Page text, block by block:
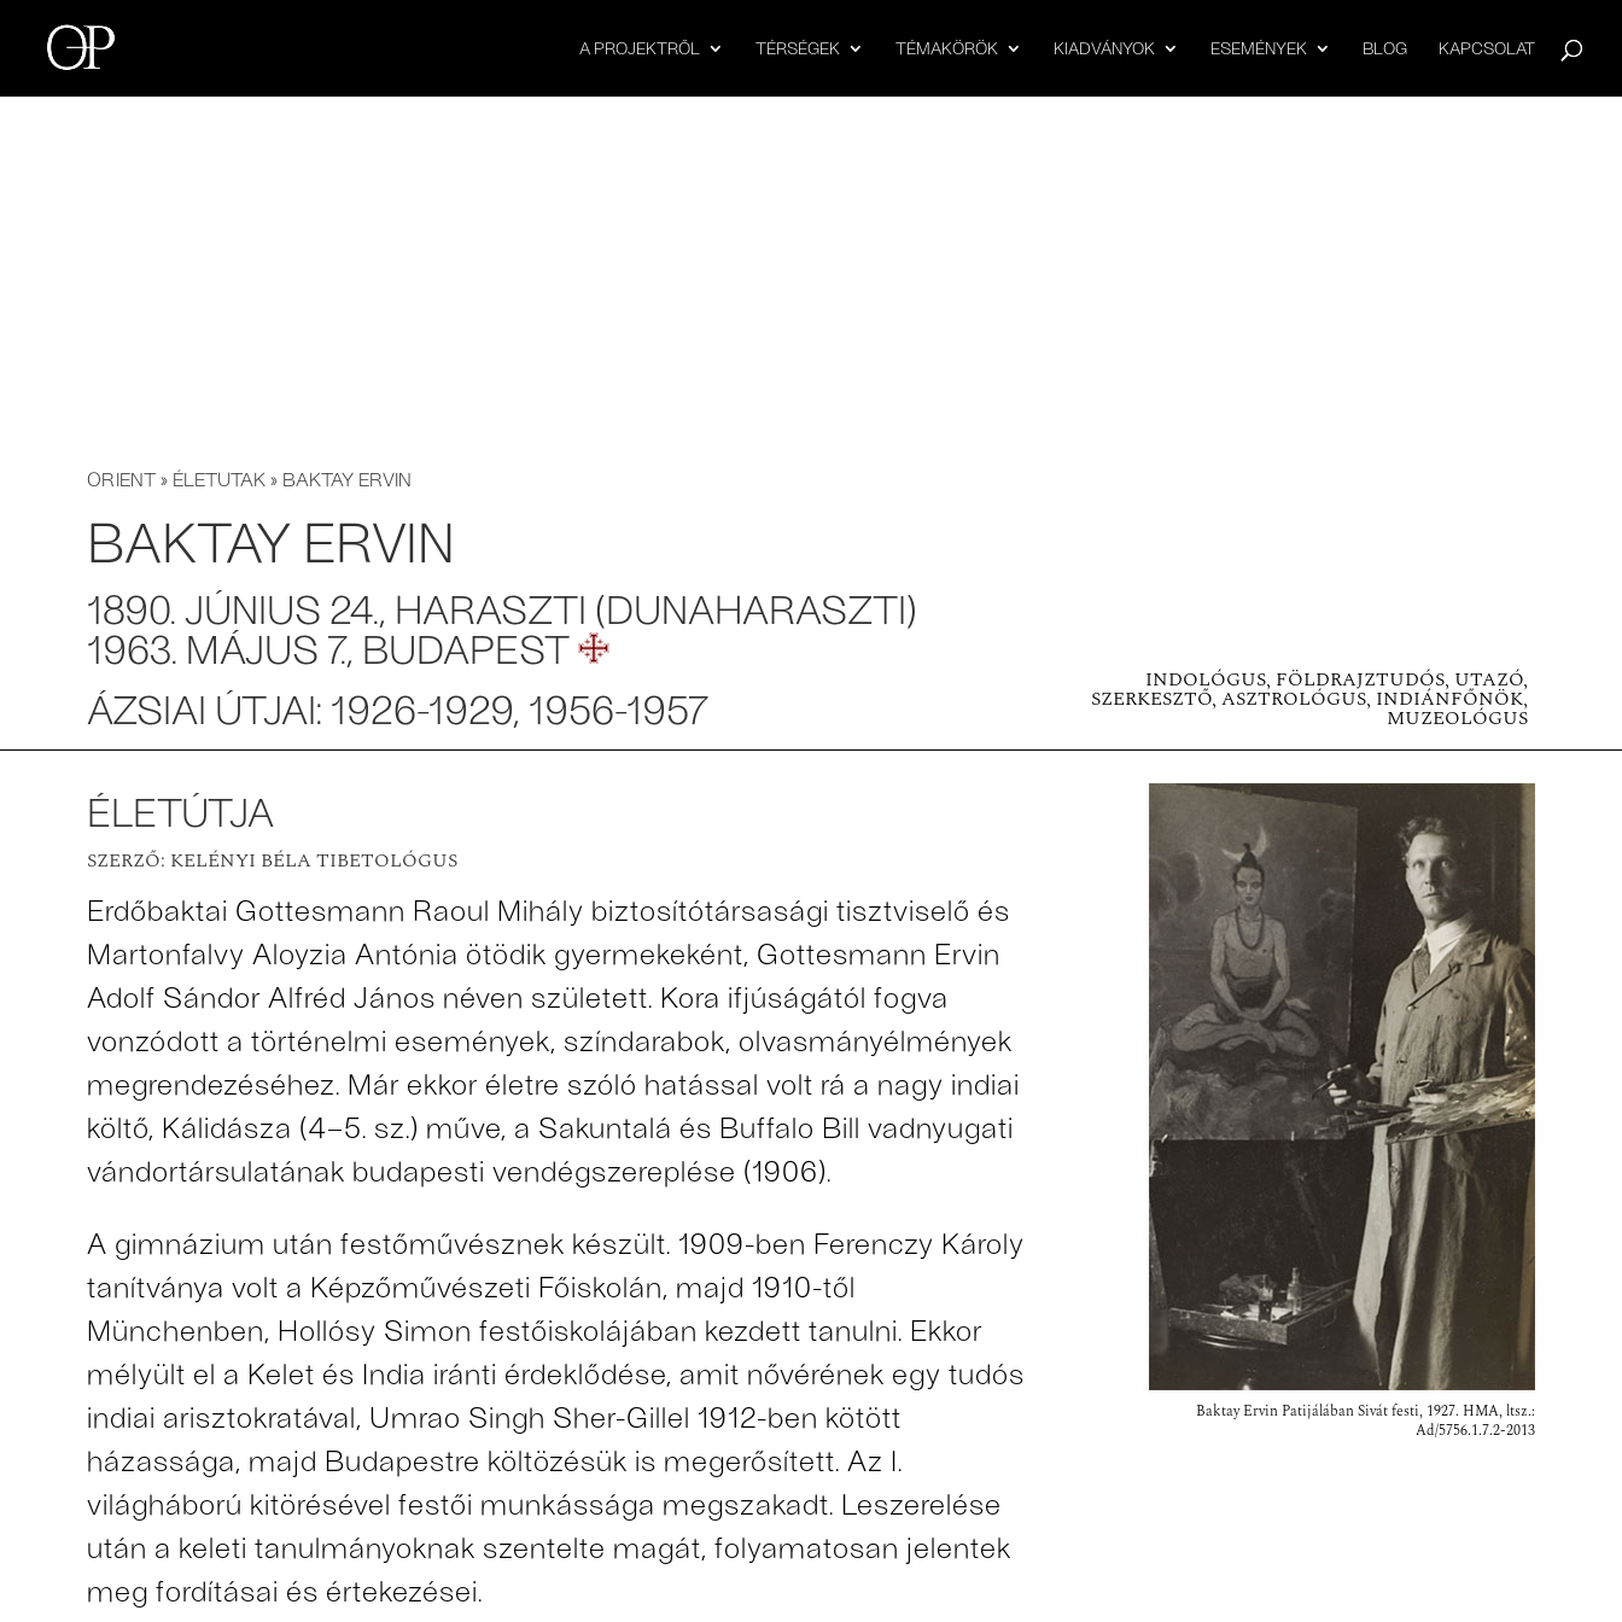
A PROJEKTRŐL TÉRSÉGEK TÉMAKÖRÖK KIADVÁNYOK ESEMÉNYEK BLOG KAPCSOLAT
ORIENT » ÉLETUTAK » BAKTAY ERVIN
BAKTAY ERVIN
1890. JÚNIUS 24., HARASZTI (DUNAHARASZTI)
1963. MÁJUS 7., BUDAPEST
ÁZSIAI ÚTJAI: 1926-1929, 1956-1957
INDOLÓGUS, FÖLDRAJZTUDÓS, UTAZÓ,
SZERKESZTŐ, ASZTROLÓGUS, INDIÁNFŐNÖK,
MUZEOLÓGUS
ÉLETÚTJA
SZERZŐ: KELÉNYI BÉLA TIBETOLÓGUS
Erdőbaktai Gottesmann Raoul Mihály biztosítótársasági tisztviselő és
Martonfalvy Aloyzia Antónia ötödik gyermekeként, Gottesmann Ervin
Adolf Sándor Alfréd János néven született. Kora ifjúságától fogva
vonzódott a történelmi események, színdarabok, olvasmányélmények
megrendezéséhez. Már ekkor életre szóló hatással volt rá a nagy indiai
költő, Kálidásza (4–5. sz.) műve, a Sakuntalá és Buffalo Bill vadnyugati
vándortársulatának budapesti vendégszereplése (1906).
A gimnázium után festőművésznek készült. 1909-ben Ferenczy Károly
tanítványa volt a Képzőművészeti Főiskolán, majd 1910-től
Münchenben, Hollósy Simon festőiskolájában kezdett tanulni. Ekkor
mélyült el a Kelet és India iránti érdeklődése, amit nővérének egy tudós
indiai arisztokratával, Umrao Singh Sher-Gillel 1912-ben kötött
házassága, majd Budapestre költözésük is megerősített. Az I.
világháború kitörésével festői munkássága megszakadt. Leszerelése
után a keleti tanulmányoknak szentelte magát, folyamatosan jelentek
meg fordításai és értekezései.
Baktay Ervin Patijálában Sivát festi, 1927. HMA, ltsz.:
Ad/5756.1.7.2-2013